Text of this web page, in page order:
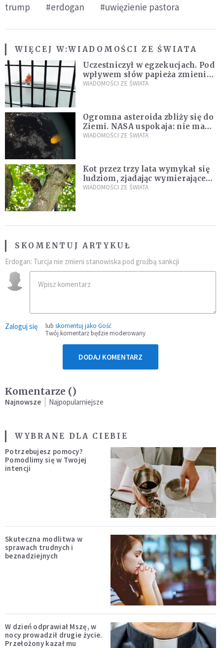
trump
#erdogan #uwięzienie pastora
WIĘCEJ W:WIADOMOŚCI ZE ŚWIATA
Uczestniczył w egzekucjach. Pod
wpływem słów papieża zmienił
zdanie
WIADOMOŚCI ZE ŚWIATA
Ogromna asteroida zbliży się do
Ziemi. NASA uspokaja: nie ma
zagrożenia
WIADOMOŚCI ZE ŚWIATA
Kot przez trzy lata wymykał się
ludziom, zjadając wymierające
kaczki. W końcu popełnił
WIADOMOŚCI ZE ŚWIATA
SKOMENTUJ ARTYKUŁ
Erdogan: Turcja nie zmieni stanowiska pod groźbą sankcji
Zaloguj się lub skomentuj jako Gość
Twój komentarz będzie moderowany
DODAJ KOMENTARZ
Komentarze ()
Najnowsze Najpopularniejsze
WYBRANE DLA CIEBIE
Potrzebujesz pomocy?
Pomodlimy się w Twojej
intencji
Skuteczna modlitwa w
sprawach trudnych i
beznadziejnych
W dzień odprawiał Mszę, w
nocy prowadził drugie życie.
Przełożony kazał mu